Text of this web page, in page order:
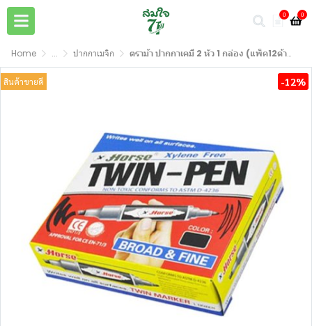
0 0
Home ... ปากกาเมจิก ตราม้า ปากกาเคมี 2 หัว 1 กล่อง (แพ็ค12ด้าม)
สินค้าขายดี -12%